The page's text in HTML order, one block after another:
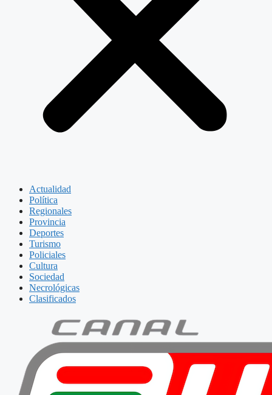
Actualidad
Política
Regionales
Provincia
Deportes
Turismo
Policiales
Cultura
Sociedad
Necrológicas
Clasificados